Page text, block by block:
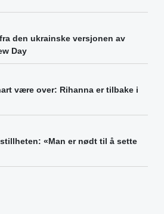
den ukrainske versjonen av
Day
være over: Rihanna er tilbake i
«Man er nødt til å sette